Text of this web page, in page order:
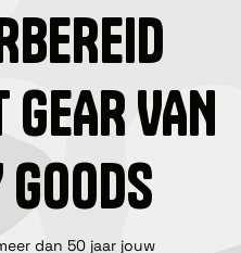
VAN
dan 50 jaar jouw